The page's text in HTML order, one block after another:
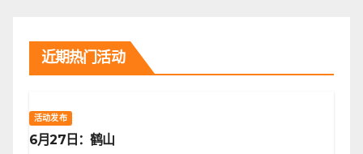
近期热门活动
活动发布
6月27日：鹤山